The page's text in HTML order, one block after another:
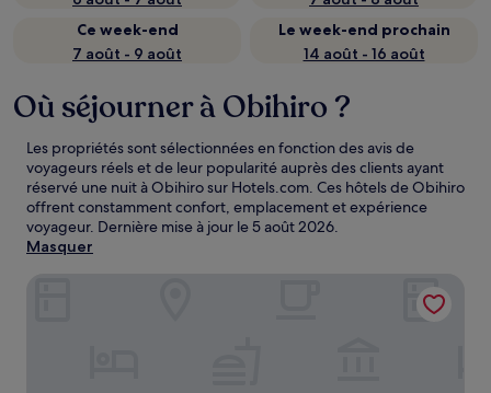
Ce week-end
7 août - 9 août
Le week-end prochain
14 août - 16 août
Où séjourner à Obihiro ?
Les propriétés sont sélectionnées en fonction des avis de
voyageurs réels et de leur popularité auprès des clients ayant
réservé une nuit à Obihiro sur Hotels.com. Ces hôtels de Obihiro
offrent constamment confort, emplacement et expérience
voyageur. Dernière mise à jour le5 août 2026.
Masquer